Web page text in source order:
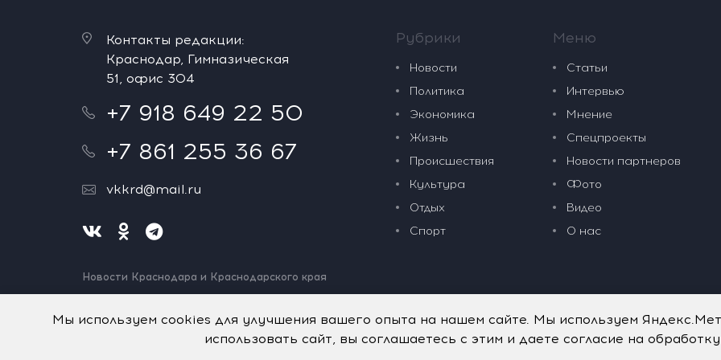
Контакты редакции:
Краснодар, Гимназическая
51, офис 304
+7 918 649 22 50
+7 861 255 36 67
vkkrd@mail.ru
Новости Краснодара и Краснодарского края
Нашли ошибку? Выделите и нажмите Ctrl+Enter.
Рубрики
Новости
Политика
Экономика
Жизнь
Происшествия
Культура
Отдых
Спорт
Меню
Статьи
Интервью
Мнение
Спецпроекты
Новости партнеров
Фото
Видео
О нас
Мы используем cookies для улучшения вашего опыта на нашем сайте. Мы используем
использовать сайт, вы соглашаетесь с этим и даете согласие на